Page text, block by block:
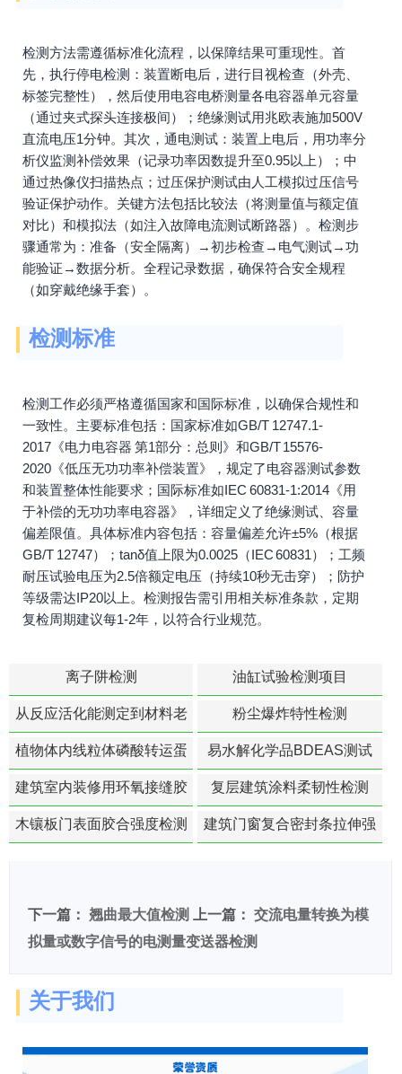
检测方法需遵循标准化流程，以保障结果可重现性。首
先，执行停电检测：装置断电后，进行目视检查（外壳、
标签完整性），然后使用电容电桥测量各电容器单元容量
（通过夹式探头连接极间）；绝缘测试用兆欧表施加500V
直流电压1分钟。其次，通电测试：装置上电后，用功率分
析仪监测补偿效果（记录功率因数提升至0.95以上）；中
通过热像仪扫描热点；过压保护测试由人工模拟过压信号
验证保护动作。关键方法包括比较法（将测量值与额定值
对比）和模拟法（如注入故障电流测试断路器）。检测步
骤通常为：准备（安全隔离）→初步检查→电气测试→功
能验证→数据分析。全程记录数据，确保符合安全规程
（如穿戴绝缘手套）。
检测标准
检测工作必须严格遵循国家和国际标准，以确保合规性和
一致性。主要标准包括：国家标准如GB/T 12747.1-
2017《电力电容器 第1部分：总则》和GB/T 15576-
2020《低压无功功率补偿装置》，规定了电容器测试参数
和装置整体性能要求；国际标准如IEC 60831-1:2014《用
于补偿的无功功率电容器》，详细定义了绝缘测试、容量
偏差限值。具体标准内容包括：容量偏差允许±5%（根据
GB/T 12747）；tanδ值上限为0.0025（IEC 60831）；工频
耐压试验电压为2.5倍额定电压（持续10秒无击穿）；防护
等级需达IP20以上。检测报告需引用相关标准条款，定期
复检周期建议每1-2年，以符合行业规范。
离子阱检测 油缸试验检测项目
从反应活化能测定到材料老
化寿命预测的经典模型
粉尘爆炸特性检测
植物体内线粒体磷酸转运蛋
白活性检测
易水解化学品BDEAS测试
建筑室内装修用环氧接缝胶
苯含量检测
复层建筑涂料柔韧性检测
木镶板门表面胶合强度检测
建筑门窗复合密封条拉伸强
下一篇： 翘曲最大值检测 上一篇： 交流电量转换为模
拟量或数字信号的电测量变送器检测
关于我们